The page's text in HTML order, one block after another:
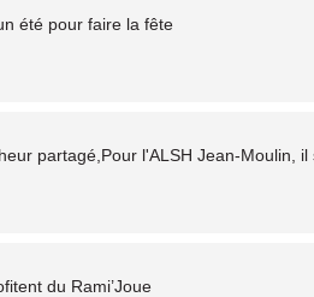
été pour faire la fête
partagé,Pour l'ALSH Jean-Moulin,
du Rami’Joue